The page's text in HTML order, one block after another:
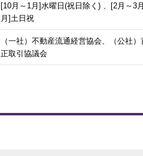
[10月～1月]水曜日(祝日除く) 、[2月～3
月]土日祝
（一社）不動産流通経営協会、（公社
正取引協議会